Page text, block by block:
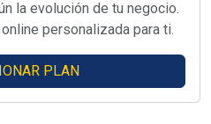
la evolución de tu negocio.
personalizada para ti.
PLAN